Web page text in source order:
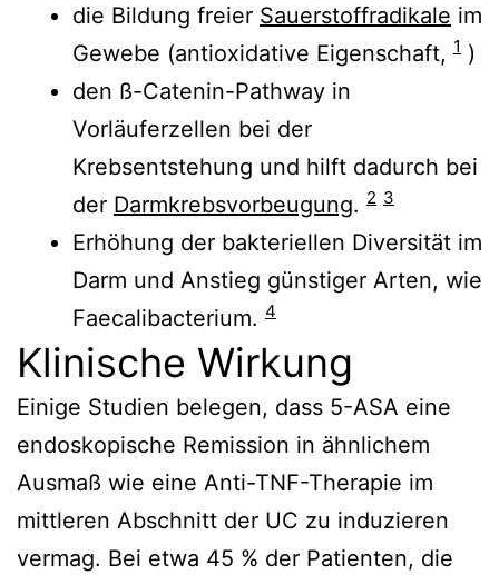
die Bildung freier Sauerstoffradikale im
Gewebe (antioxidative Eigenschaft, 1 )
den ß-Catenin-Pathway in
Vorläuferzellen bei der
Krebsentstehung und hilft dadurch bei
der Darmkrebsvorbeugung. 2 3
Erhöhung der bakteriellen Diversität im
Darm und Anstieg günstiger Arten, wie
Faecalibacterium. 4
Klinische Wirkung
Einige Studien belegen, dass 5-ASA eine
endoskopische Remission in ähnlichem
Ausmaß wie eine Anti-TNF-Therapie im
mittleren Abschnitt der UC zu induzieren
vermag. Bei etwa 45 % der Patienten, die